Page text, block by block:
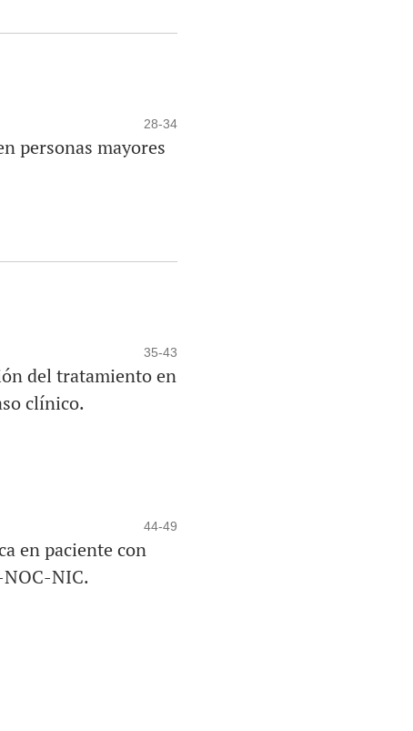
28-34
personas mayores
35-43
del tratamiento en
clínico.
44-49
en paciente con
NIC.